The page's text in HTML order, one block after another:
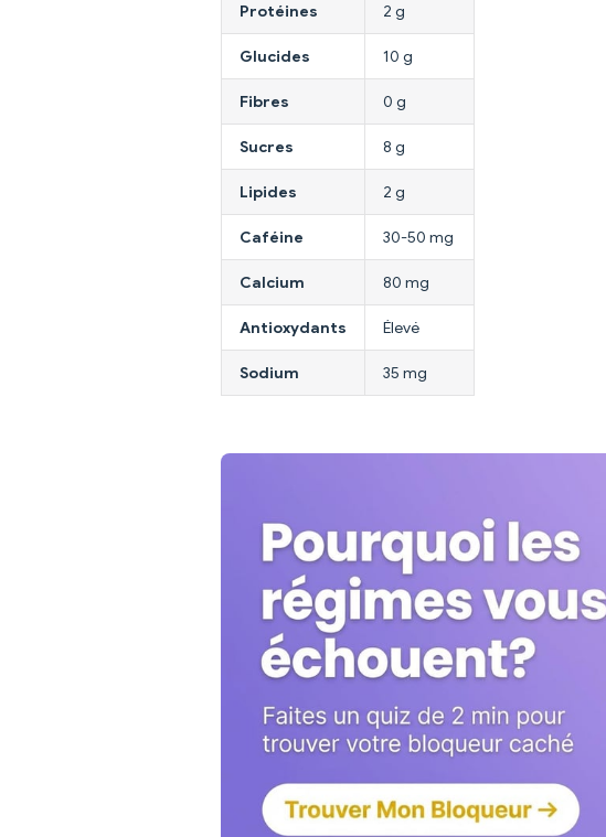
Protéines 2 g
Glucides 10 g
Fibres 0 g
Sucres 8 g
Lipides 2 g
Caféine 30-50 mg
Calcium 80 mg
Antioxydants Élevé
Sodium 35 mg